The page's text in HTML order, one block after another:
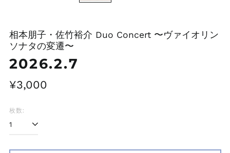
相本朋子・佐竹裕介 Duo Concert 〜ヴァイオリン
ソナタの変遷〜
2026.2.7
価
¥3,000
枚数: